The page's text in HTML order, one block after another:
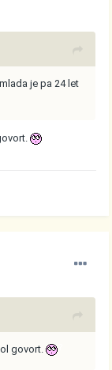
je pa 24 let
govort.